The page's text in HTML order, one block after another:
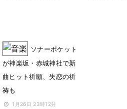
ソナーポケット
が神楽坂・赤城神社で新
曲ヒット祈願、失恋の祈
祷も
1月26日 23時12分